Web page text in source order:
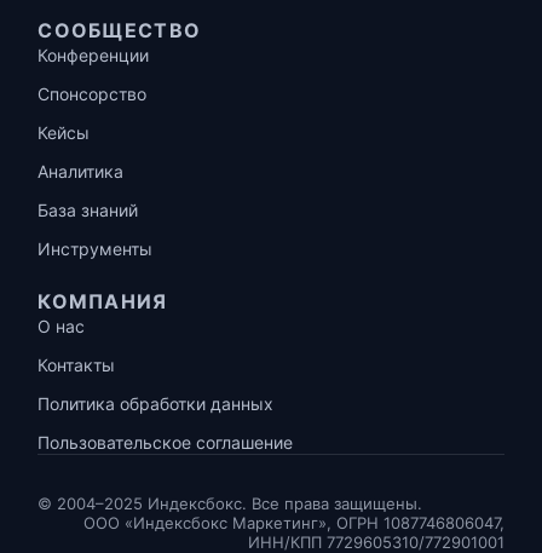
СООБЩЕСТВО
Конференции
Спонсорство
Кейсы
Аналитика
База знаний
Инструменты
КОМПАНИЯ
О нас
Контакты
Политика обработки данных
Пользовательское соглашение
© 2004–2025 Индексбокс. Все права защищены.
ООО «Индексбокс Маркетинг», ОГРН 1087746806047,
ИНН/КПП 7729605310/772901001